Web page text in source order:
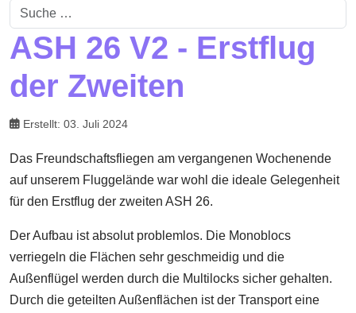
Suchen
ASH 26 V2 - Erstflug
der Zweiten
Erstellt: 03. Juli 2024
Das Freundschaftsfliegen am vergangenen Wochenende
auf unserem Fluggelände war wohl die ideale Gelegenheit
für den Erstflug der zweiten ASH 26.
Der Aufbau ist absolut problemlos. Die Monoblocs
verriegeln die Flächen sehr geschmeidig und die
Außenflügel werden durch die Multilocks sicher gehalten.
Durch die geteilten Außenflächen ist der Transport eine